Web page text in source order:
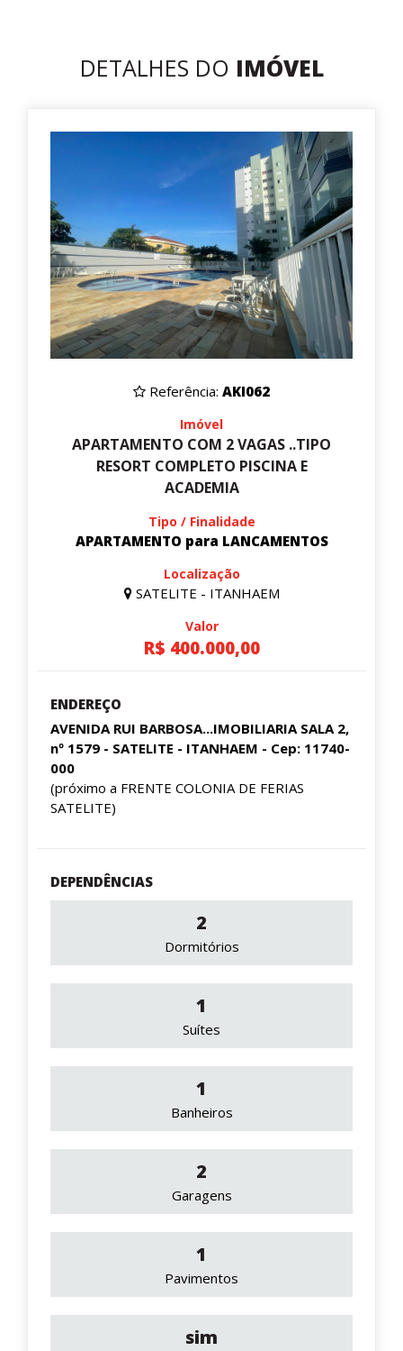
DETALHES DO IMÓVEL
Referência: AKI062
Imóvel
APARTAMENTO COM 2 VAGAS ..TIPO
RESORT COMPLETO PISCINA E
ACADEMIA
Tipo / Finalidade
APARTAMENTO para LANCAMENTOS
Localização
SATELITE - ITANHAEM
Valor
R$ 400.000,00
ENDEREÇO
AVENIDA RUI BARBOSA...IMOBILIARIA SALA 2,
nº 1579 - SATELITE - ITANHAEM - Cep: 11740-
000
(próximo a FRENTE COLONIA DE FERIAS
SATELITE)
DEPENDÊNCIAS
2
Dormitórios
1
Suítes
1
Banheiros
2
Garagens
1
Pavimentos
sim